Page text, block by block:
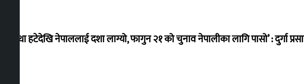
‘राजसंस्था हटेदेखि नेपाललाई दशा लाग्यो, फागुन २१ को चुनाव नेपालीका लागि पासो’ : दुर्गा